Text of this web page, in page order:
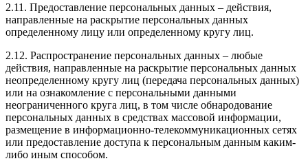
2.11. Предоставление персональных данных – действия,
направленные на раскрытие персональных данных
определенному лицу или определенному кругу лиц.
2.12. Распространение персональных данных – любые
действия, направленные на раскрытие персональных данных
неопределенному кругу лиц (передача персональных данных)
или на ознакомление с персональными данными
неограниченного круга лиц, в том числе обнародование
персональных данных в средствах массовой информации,
размещение в информационно-телекоммуникационных сетях
или предоставление доступа к персональным данным каким-
либо иным способом.